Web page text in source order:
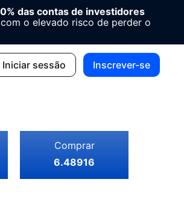
das contas de investidores
o elevado risco de perder o
Iniciar sessão Inscrever-se
Comprar
6.48916